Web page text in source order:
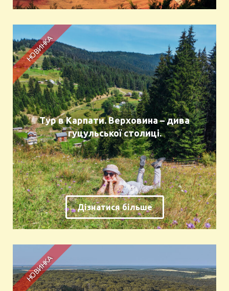
Тур в Карпати. Верховина – дива
гуцульської столиці.
Дізнатися більше